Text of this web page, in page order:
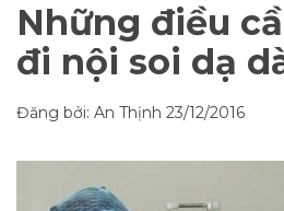
Những điều
đi nội soi dạ
Đăng bởi: An Thịnh 23/12/2016